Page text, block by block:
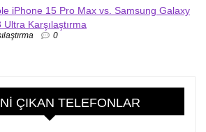
iPhone 15 Pro Max vs. Samsung Galaxy
Ultra Karşılaştırma
0
ÇIKAN TELEFONLAR